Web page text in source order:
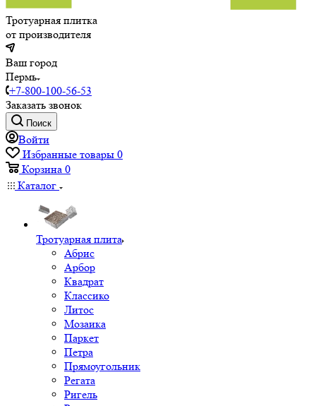
Тротуарная плитка
от производителя
Ваш город
Пермь
+7-800-100-56-53
Заказать звонок
Поиск
Войти
Избранные товары 0
Корзина 0
Каталог
Тротуарная плита
Абрис
Арбор
Квадрат
Классико
Литос
Мозаика
Паркет
Петра
Прямоугольник
Регата
Ригель